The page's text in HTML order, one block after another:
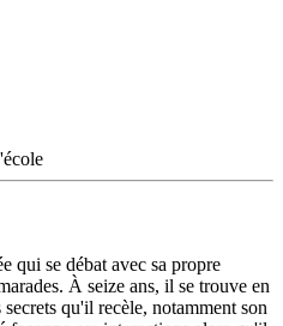
qui se débat avec sa propre
À seize ans, il se trouve en
qu'il recèle, notamment son